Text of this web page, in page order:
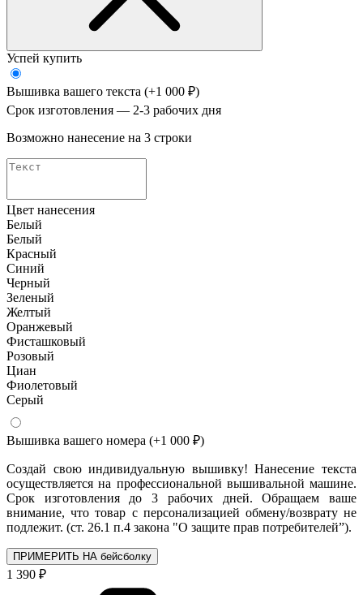
Успей купить
Вышивка вашего текста (+1 000 ₽)
Срок изготовления — 2-3 рабочих дня
Возможно нанесение на 3 строки
Цвет нанесения
Белый
Белый
Красный
Синий
Черный
Зеленый
Желтый
Оранжевый
Фисташковый
Розовый
Циан
Фиолетовый
Серый
Вышивка вашего номера (+1 000 ₽)
Создай свою индивидуальную вышивку! Нанесение текста
осуществляется на профессиональной вышивальной машине.
Срок изготовления до 3 рабочих дней. Обращаем ваше
внимание, что товар с персонализацией обмену/возврату не
подлежит. (ст. 26.1 п.4 закона "О защите прав потребителей”).
ПРИМЕРИТЬ НА бейсболку
1 390 ₽